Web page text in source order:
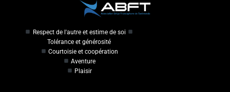
Respect de l'autre et estime de soi
Tolérance et générosité
Courtoisie et coopération
Aventure
Plaisir